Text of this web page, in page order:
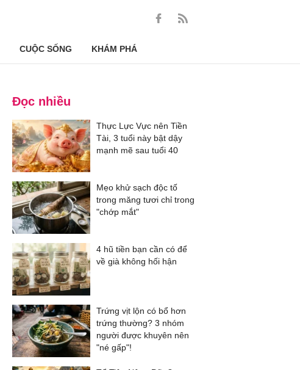
CUỘC SỐNG KHÁM PHÁ
Đọc nhiều
Thực Lực Vực nên Tiền
Tài, 3 tuổi này bật dậy
mạnh mẽ sau tuổi 40
Mẹo khử sạch độc tố
trong măng tươi chỉ trong
"chớp mắt"
4 hũ tiền bạn cần có để
về già không hối hận
Trứng vịt lộn có bổ hơn
trứng thường? 3 nhóm
người được khuyên nên
"né gấp"!